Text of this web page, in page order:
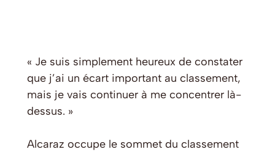
« Je suis simplement heureux de constater
que j’ai un écart important au classement,
mais je vais continuer à me concentrer là-
dessus. »
Alcaraz occupe le sommet du classement